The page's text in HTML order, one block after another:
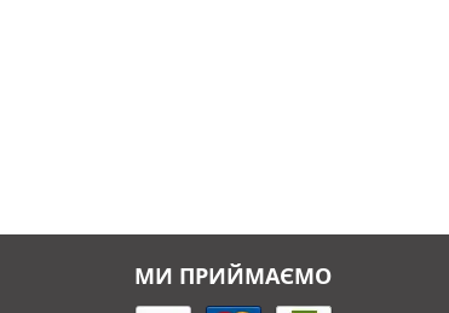
МИ ПРИЙМАЄМО